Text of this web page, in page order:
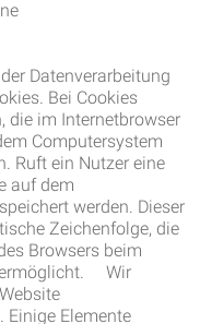
Datenverarbeitung
Bei Cookies
die im Internetbrowser
Computersystem
Ruft ein Nutzer eine
auf dem
werden. Dieser
Zeichenfolge, die
Browsers beim
ermöglicht. Wir
Einige Elemente